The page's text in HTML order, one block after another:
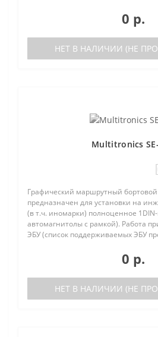
0 р.
НЕТ В НАЛИЧИИ (НЕ
Multitronics
Графический маршрутный бортовой
предназначен для установки на
(в т.ч. иномарки) полноценное
автомагнитолы с рамкой). Работа
ЭБУ (список поддерживаемых ЭБУ
0 р.
НЕТ В НАЛИЧИИ (НЕ